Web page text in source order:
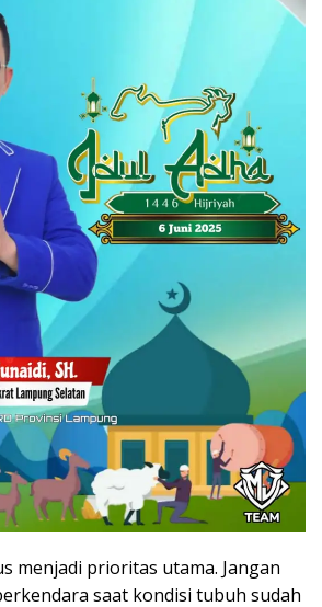
menjadi prioritas utama. Jangan
saat kondisi tubuh sudah